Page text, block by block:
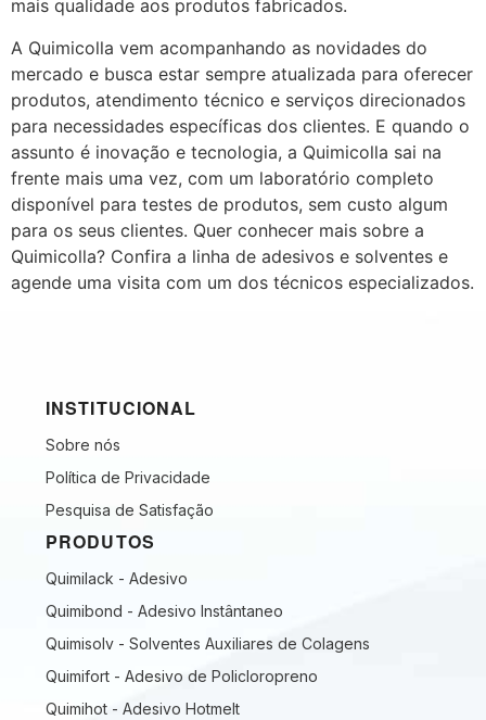
mais qualidade aos produtos fabricados.
A Quimicolla vem acompanhando as novidades do
mercado e busca estar sempre atualizada para oferecer
produtos, atendimento técnico e serviços direcionados
para necessidades específicas dos clientes. E quando o
assunto é inovação e tecnologia, a Quimicolla sai na
frente mais uma vez, com um laboratório completo
disponível para testes de produtos, sem custo algum
para os seus clientes. Quer conhecer mais sobre a
Quimicolla? Confira a linha de adesivos e solventes e
agende uma visita com um dos técnicos especializados.
INSTITUCIONAL
Sobre nós
Política de Privacidade
Pesquisa de Satisfação
PRODUTOS
Quimilack - Adesivo
Quimibond - Adesivo Instântaneo
Quimisolv - Solventes Auxiliares de Colagens
Quimifort - Adesivo de Policloropreno
Quimihot - Adesivo Hotmelt